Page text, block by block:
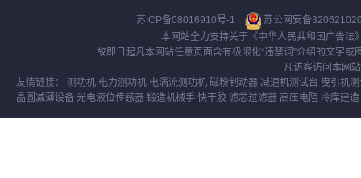
苏ICP备08016910号-1
苏公网安备
本网站全力支持关于《中华人民共和国广告法
故即日起凡本网站任意页面含有极限化“违禁词”介绍的文字
凡访客访问本网
友情链接： 测功机 电力测功机 电涡流测功机 磁粉制动器 减速机测试台 曳引机
晶圆减薄设备 光电液位传感器 锻造机械手 快干胶 滤芯过滤器 高压电阻 冷库建造